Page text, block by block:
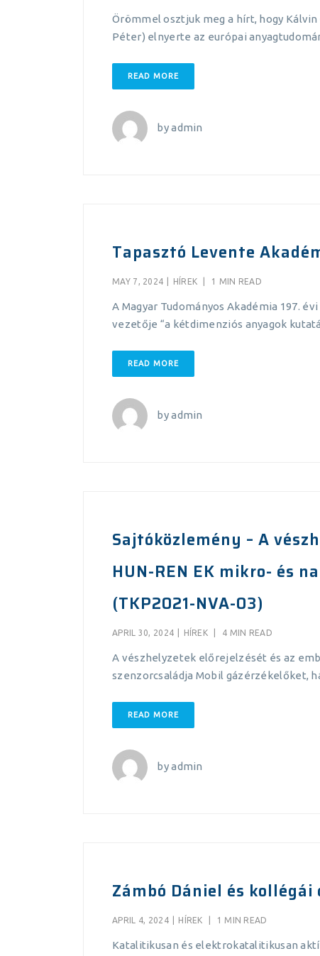
Örömmel osztjuk meg a hírt, hogy
Péter) elnyerte az európai
READ MORE
byadmin
Tapasztó Levente
MAY 7, 2024 HÍREK 1 MIN READ
A Magyar Tudományos Akadémia 197.
vezetője “a kétdimenziós anyagok
READ MORE
byadmin
Sajtóközlemény – A
HUN-REN EK mikro- és
(TKP2021-NVA-03)
APRIL 30, 2024 HÍREK 4 MIN READ
A vészhelyzetek előrejelzését és az
szenzorcsaládja Mobil gázérzékelőket,
READ MORE
byadmin
Zámbó Dániel és
APRIL 4, 2024 HÍREK 1 MIN READ
Katalitikusan és elektrokatalitikusan